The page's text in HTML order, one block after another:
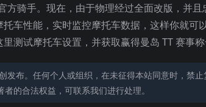
骑手。现在，由于物理经过全面改版，并
托车性能，实时监控摩托车数据，这样你就可
测试摩托车设置，并获取赢得曼岛 TT 赛事称
布。任何个人或组织，在未征得本站同意时，禁
的合法权益，可联系我们进行处理。